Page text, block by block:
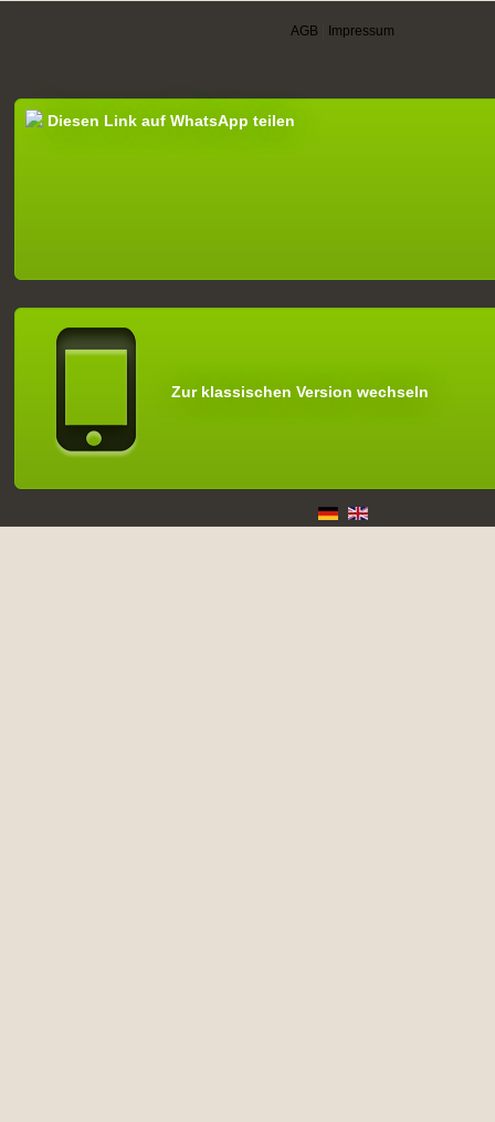
AGB Impressum
Diesen Link auf WhatsApp teilen
Zur klassischen Version wechseln